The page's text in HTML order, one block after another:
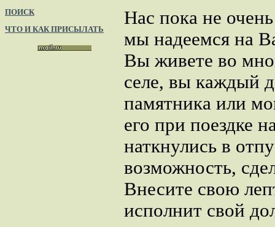
ПОИСК
ЧТО И КАК ПРИСЫЛАТЬ
Нас пока не
мы надеемся на
Вы живете во
селе, вы каждый
памятника или
его при поездке
наткнулись в
возможность,
Внесите свою
исполнит свой